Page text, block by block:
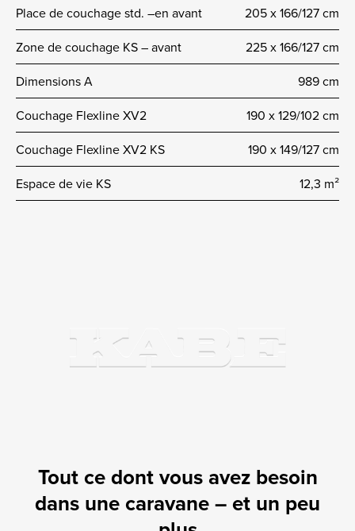
Place de couchage std. –en avant
205 x 166/127 cm
Zone de couchage KS – avant
225 x 166/127 cm
Dimensions A
989 cm
Couchage Flexline XV2
190 x 129/102 cm
Couchage Flexline XV2 KS
190 x 149/127 cm
Espace de vie KS
12,3 m²
Tout ce dont vous avez besoin
dans une caravane – et un peu